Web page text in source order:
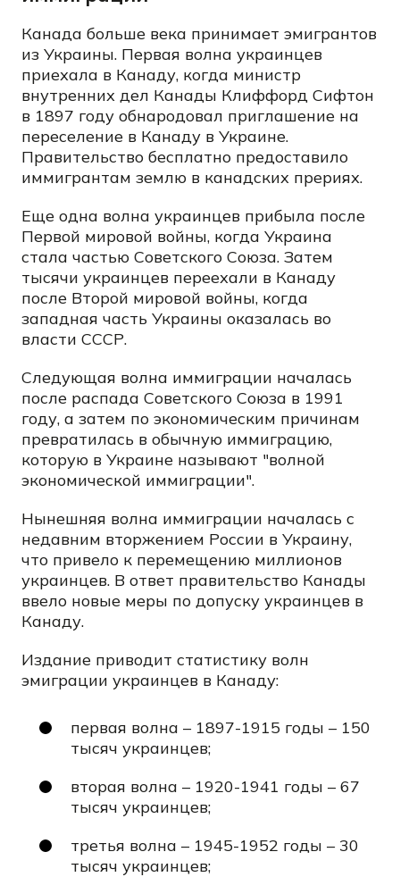
Канада больше века принимает эмигрантов
из Украины. Первая волна украинцев
приехала в Канаду, когда министр
внутренних дел Канады Клиффорд Сифтон
в 1897 году обнародовал приглашение на
переселение в Канаду в Украине.
Правительство бесплатно предоставило
иммигрантам землю в канадских прериях.
Еще одна волна украинцев прибыла после
Первой мировой войны, когда Украина
стала частью Советского Союза. Затем
тысячи украинцев переехали в Канаду
после Второй мировой войны, когда
западная часть Украины оказалась во
власти СССР.
Следующая волна иммиграции началась
после распада Советского Союза в 1991
году, а затем по экономическим причинам
превратилась в обычную иммиграцию,
которую в Украине называют "волной
экономической иммиграции".
Нынешняя волна иммиграции началась с
недавним вторжением России в Украину,
что привело к перемещению миллионов
украинцев. В ответ правительство Канады
ввело новые меры по допуску украинцев в
Канаду.
Издание приводит статистику волн
эмиграции украинцев в Канаду:
первая волна – 1897-1915 годы – 150
тысяч украинцев;
вторая волна – 1920-1941 годы – 67
тысяч украинцев;
третья волна – 1945-1952 годы – 30
тысяч украинцев;